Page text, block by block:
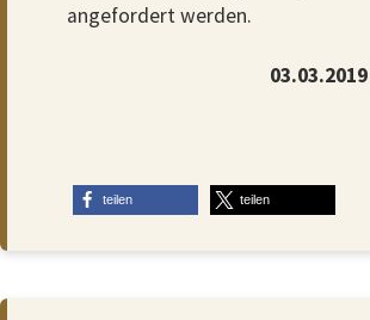
angefordert werden.
03.03.2019
teilen teilen